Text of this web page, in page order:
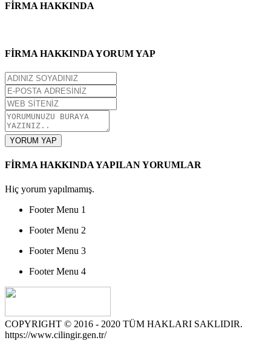
FİRMA HAKKINDA
FİRMA HAKKINDA YORUM YAP
YORUM YAP
FİRMA HAKKINDA YAPILAN YORUMLAR
Hiç yorum yapılmamış.
Footer Menu 1
Footer Menu 2
Footer Menu 3
Footer Menu 4
COPYRIGHT © 2016 - 2020 TÜM HAKLARI SAKLIDIR.
https://www.cilingir.gen.tr/